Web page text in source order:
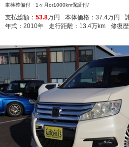
車検整備付 1ヶ月or1000km保証付/
支払総額： 53.8万円 本体価格： 37.4万円
年式： 2010年 走行距離： 13.4万km 修復歴